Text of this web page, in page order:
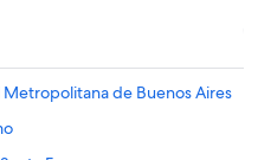
de Buenos Aires